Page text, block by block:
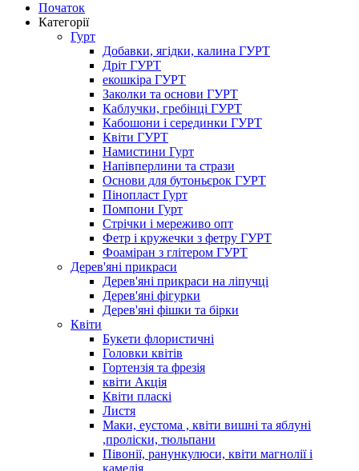
Початок
Категорії
Гурт
Добавки, ягідки, калина ГУРТ
Дріт ГУРТ
екошкіра ГУРТ
Заколки та основи ГУРТ
Каблучки, гребінці ГУРТ
Кабошони і серединки ГУРТ
Квіти ГУРТ
Намистини Гурт
Напівперлини та стрази
Основи для бутоньєрок ГУРТ
Пінопласт Гурт
Помпони Гурт
Стрічки і мереживо опт
Фетр і кружечки з фетру ГУРТ
Фоаміран з глітером ГУРТ
Дерев'яні прикраси
Дерев'яні прикраси на ліпучці
Дерев'яні фігурки
Дерев'яні фішки та бірки
Квіти
Букети флористичні
Головки квітів
Гортензія та фрезія
квіти Акція
Квіти пласкі
Листя
Маки, еустома , квіти вишні та яблуні
,проліски, тюльпани
Півонії, ранункулюси, квіти магнолії і
камелія